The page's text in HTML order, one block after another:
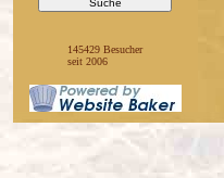
145429 Besucher
seit 2006